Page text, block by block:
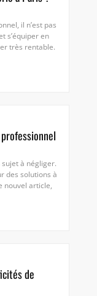
il n’est pas
s’équiper en
très rentable.
sujet à négliger.
des solutions à
nouvel article,
de